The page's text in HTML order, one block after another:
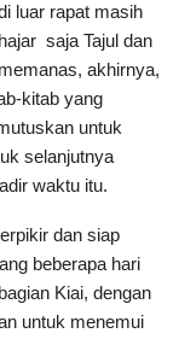
luar rapat masih
saja Tajul dan
akhirnya,
kitab yang
untuk
selanjutnya
waktu itu.
dan siap
beberapa hari
Kiai, dengan
untuk menemui